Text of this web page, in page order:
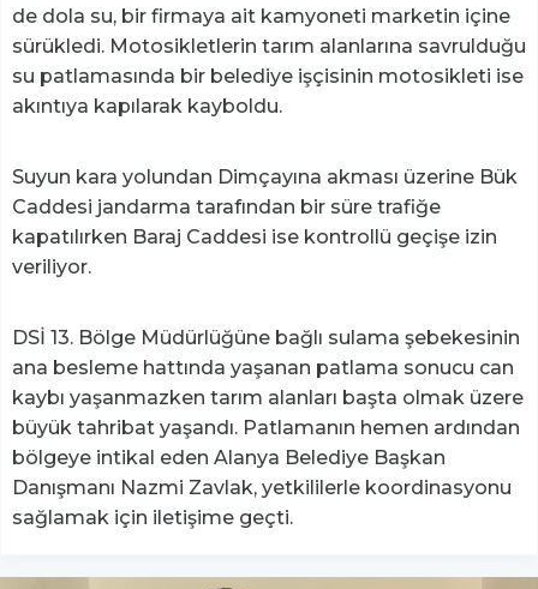
de dola su, bir firmaya ait kamyoneti marketin içine
sürükledi. Motosikletlerin tarım alanlarına savrulduğu
su patlamasında bir belediye işçisinin motosikleti ise
akıntıya kapılarak kayboldu.
Suyun kara yolundan Dimçayına akması üzerine Bük
Caddesi jandarma tarafından bir süre trafiğe
kapatılırken Baraj Caddesi ise kontrollü geçişe izin
veriliyor.
DSİ 13. Bölge Müdürlüğüne bağlı sulama şebekesinin
ana besleme hattında yaşanan patlama sonucu can
kaybı yaşanmazken tarım alanları başta olmak üzere
büyük tahribat yaşandı. Patlamanın hemen ardından
bölgeye intikal eden Alanya Belediye Başkan
Danışmanı Nazmi Zavlak, yetkililerle koordinasyonu
sağlamak için iletişime geçti.